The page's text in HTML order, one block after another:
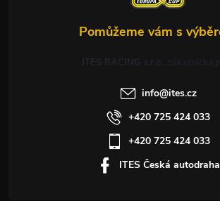
ITES RACING s.r.o.
info@ites.cz
+420 725 424 033
+420 725 424 033
ITES Česká autodraha